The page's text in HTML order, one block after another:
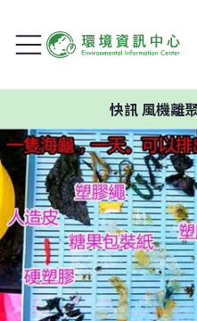
快訊風機離聚落